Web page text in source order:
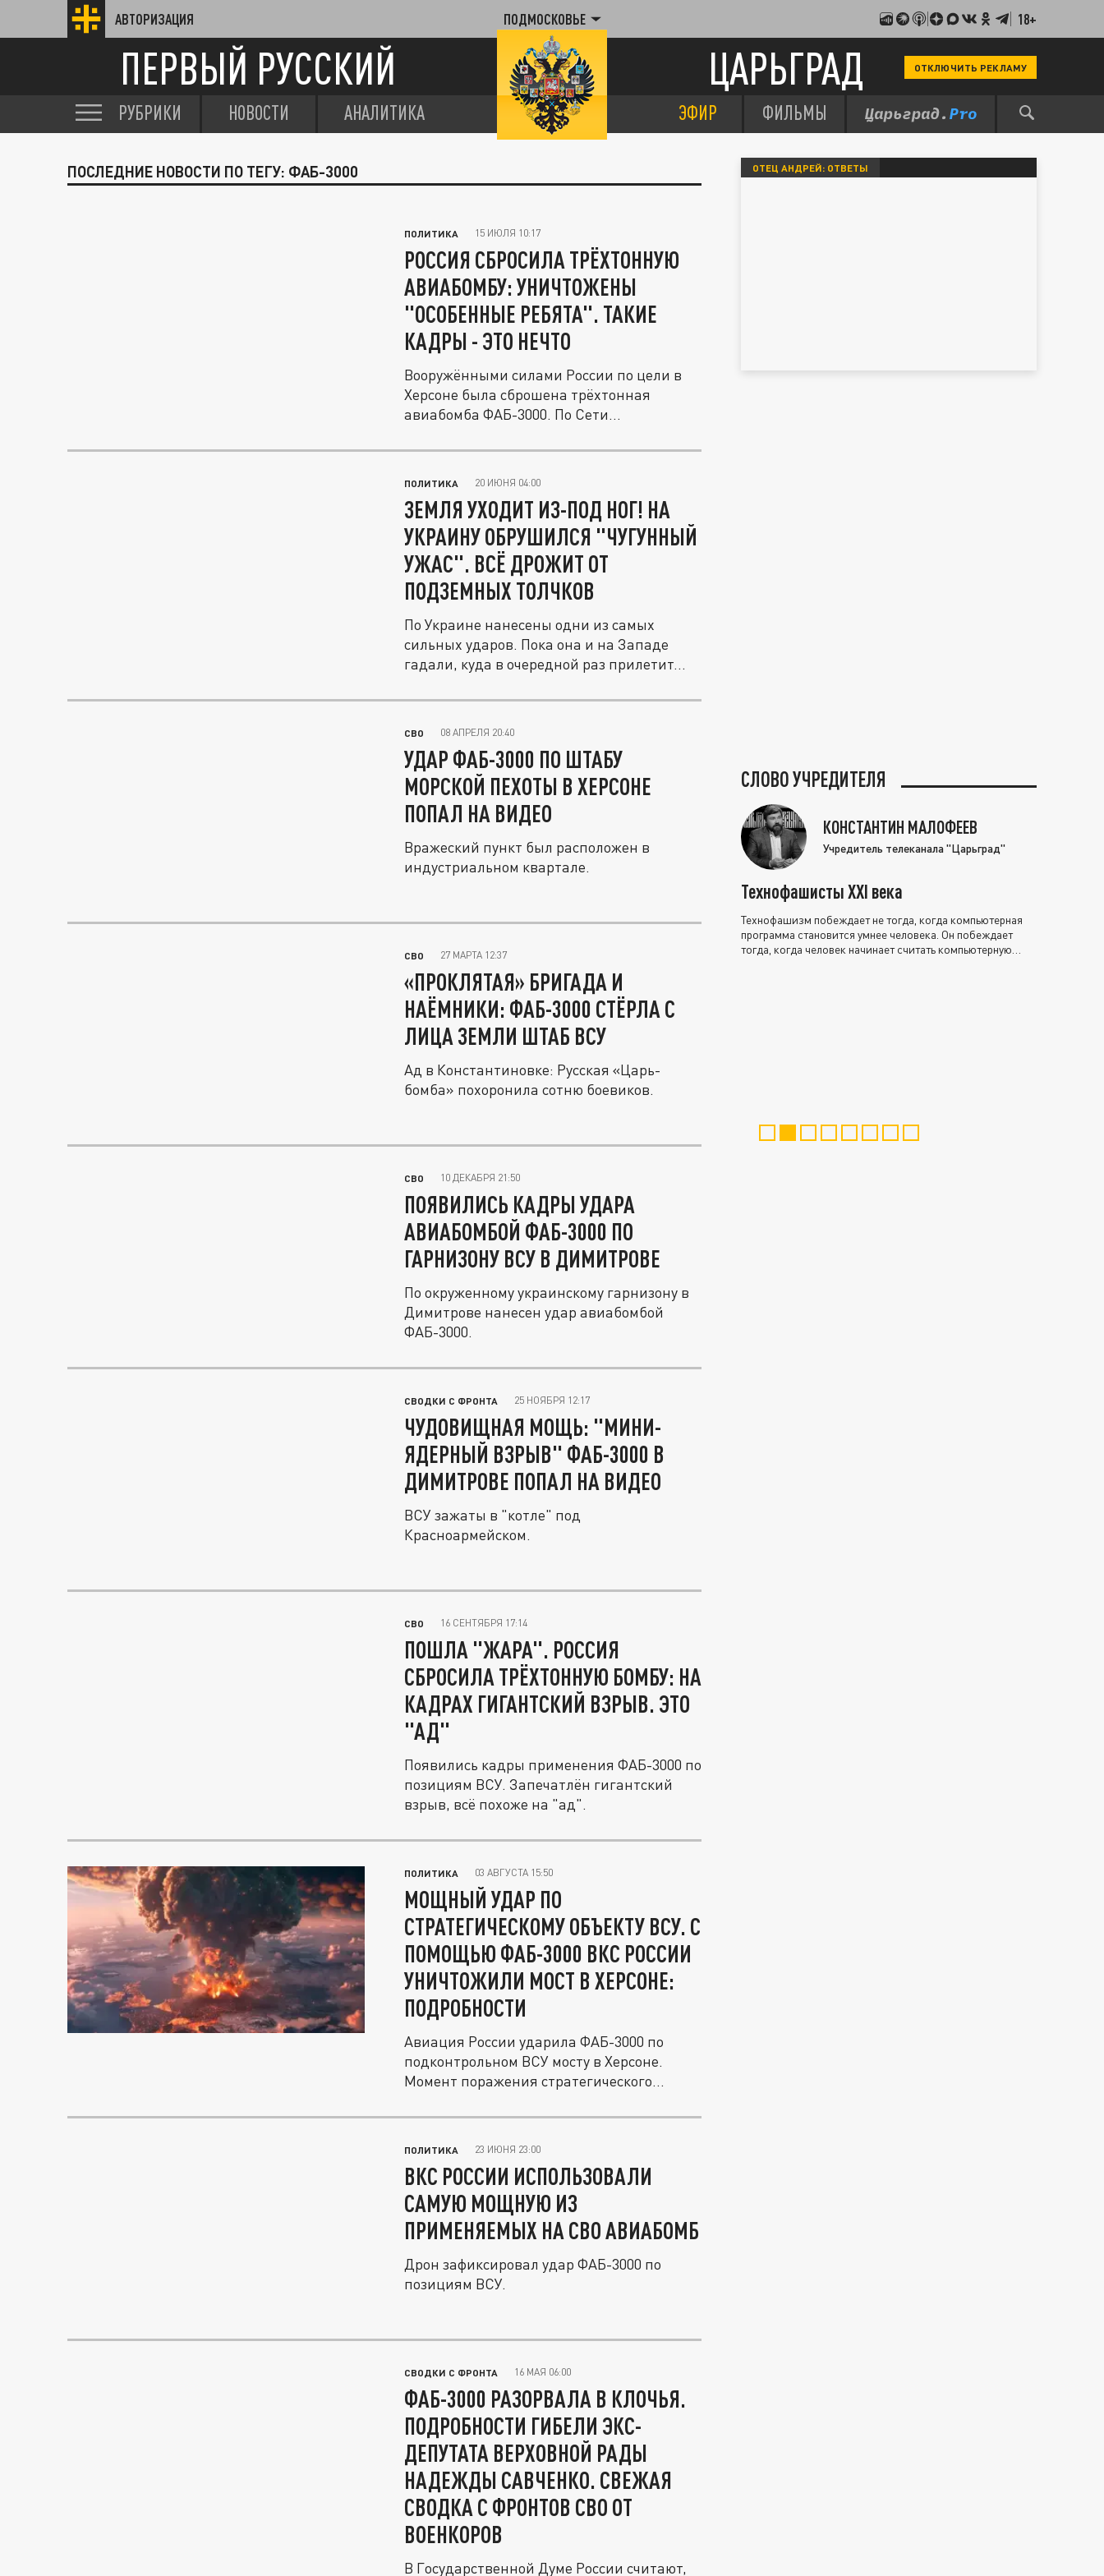
АВТОРИЗАЦИЯ ПОДМОСКОВЬЕ 18+
ПЕРВЫЙ РУССКИЙ ЦАРЬГРАД ОТКЛЮЧИТЬ РЕКЛАМУ
РУБРИКИ НОВОСТИ АНАЛИТИКА ЭФИР ФИЛЬМЫ
ПОСЛЕДНИЕ НОВОСТИ ПО ТЕГУ: ФАБ-3000
ПОЛИТИКА 15 ИЮЛЯ 10:17
РОССИЯ СБРОСИЛА ТРЁХТОННУЮ
АВИАБОМБУ: УНИЧТОЖЕНЫ
"ОСОБЕННЫЕ РЕБЯТА". ТАКИЕ
КАДРЫ - ЭТО НЕЧТО
Вооружёнными силами России по цели в
Херсоне была сброшена трёхтонная
авиабомба ФАБ-3000. По Сети
ПОЛИТИКА 20 ИЮНЯ 04:00
ЗЕМЛЯ УХОДИТ ИЗ-ПОД НОГ! НА
УКРАИНУ ОБРУШИЛСЯ "ЧУГУННЫЙ
УЖАС". ВСЁ ДРОЖИТ ОТ
ПОДЗЕМНЫХ ТОЛЧКОВ
По Украине нанесены одни из самых
сильных ударов. Пока она и на Западе
гадали, куда в очередной раз прилетит...
СВО 08 АПРЕЛЯ 20:40
УДАР ФАБ-3000 ПО ШТАБУ
МОРСКОЙ ПЕХОТЫ В ХЕРСОНЕ
ПОПАЛ НА ВИДЕО
Вражеский пункт был расположен в
индустриальном квартале.
СВО 27 МАРТА 12:37
«ПРОКЛЯТАЯ» БРИГАДА И
НАЁМНИКИ: ФАБ-3000 СТЁРЛА С
ЛИЦА ЗЕМЛИ ШТАБ ВСУ
Ад в Константиновке: Русская «Царь-
бомба» похоронила сотню боевиков.
СВО 10 ДЕКАБРЯ 21:50
ПОЯВИЛИСЬ КАДРЫ УДАРА
АВИАБОМБОЙ ФАБ-3000 ПО
ГАРНИЗОНУ ВСУ В ДИМИТРОВЕ
По окруженному украинскому гарнизону в
Димитрове нанесен удар авиабомбой
ФАБ-3000.
СВОДКИ С ФРОНТА 25 НОЯБРЯ 12:17
ЧУДОВИЩНАЯ МОЩЬ: "МИНИ-
ЯДЕРНЫЙ ВЗРЫВ" ФАБ-3000 В
ДИМИТРОВЕ ПОПАЛ НА ВИДЕО
ВСУ зажаты в "котле" под
Красноармейском.
СВО 16 СЕНТЯБРЯ 17:14
ПОШЛА "ЖАРА". РОССИЯ
СБРОСИЛА ТРЁХТОННУЮ БОМБУ: НА
КАДРАХ ГИГАНТСКИЙ ВЗРЫВ. ЭТО
"АД"
Появились кадры применения ФАБ-3000 по
позициям ВСУ. Запечатлён гигантский
взрыв, всё похоже на "ад".
ПОЛИТИКА 03 АВГУСТА 15:50
МОЩНЫЙ УДАР ПО
СТРАТЕГИЧЕСКОМУ ОБЪЕКТУ ВСУ. С
ПОМОЩЬЮ ФАБ-3000 ВКС РОССИИ
УНИЧТОЖИЛИ МОСТ В ХЕРСОНЕ:
ПОДРОБНОСТИ
Авиация России ударила ФАБ-3000 по
подконтрольном ВСУ мосту в Херсоне.
Момент поражения стратегического...
ПОЛИТИКА 23 ИЮНЯ 23:00
ВКС РОССИИ ИСПОЛЬЗОВАЛИ
САМУЮ МОЩНУЮ ИЗ
ПРИМЕНЯЕМЫХ НА СВО АВИАБОМБ
Дрон зафиксировал удар ФАБ-3000 по
позициям ВСУ.
СВОДКИ С ФРОНТА 16 МАЯ 06:00
ФАБ-3000 РАЗОРВАЛА В КЛОЧЬЯ.
ПОДРОБНОСТИ ГИБЕЛИ ЭКС-
ДЕПУТАТА ВЕРХОВНОЙ РАДЫ
НАДЕЖДЫ САВЧЕНКО. СВЕЖАЯ
СВОДКА С ФРОНТОВ СВО ОТ
ВОЕНКОРОВ
В Государственной Думе России считают,
ОТЕЦ АНДРЕЙ: ОТВЕТЫ
СЛОВО УЧРЕДИТЕЛЯ
КОНСТАНТИН МАЛОФЕЕВ
Учредитель телеканала "Царьград"
Технофашисты XXI века
Технофашизм побеждает не тогда, когда компьютерная
программа становится умнее человека. Он побеждает
тогда, когда человек начинает считать компьютерную